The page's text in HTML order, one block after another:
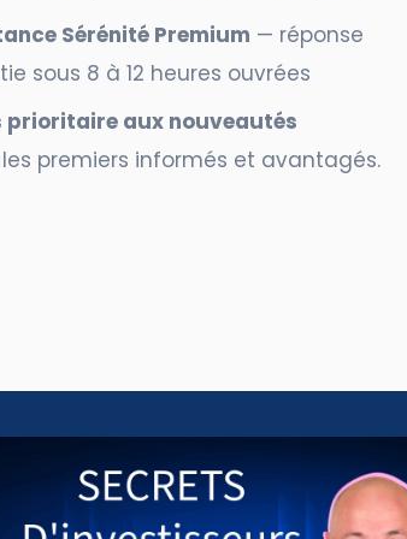
Sérénité Premium — réponse
sous 8 à 12 heures ouvrées
prioritaire aux nouveautés
les premiers informés et avantagés.